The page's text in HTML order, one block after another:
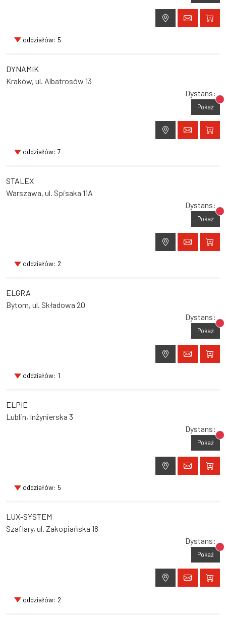
oddziałów: 5
DYNAMIK
Kraków, ul. Albatrosów 13
Dystans:
Pokaż
oddziałów: 7
STALEX
Warszawa, ul. Spisaka 11A
Dystans:
Pokaż
oddziałów: 2
ELGRA
Bytom, ul. Składowa 20
Dystans:
Pokaż
oddziałów: 1
ELPIE
Lublin, Inżynierska 3
Dystans:
Pokaż
oddziałów: 5
LUX-SYSTEM
Szaflary, ul. Zakopiańska 18
Dystans:
Pokaż
oddziałów: 2